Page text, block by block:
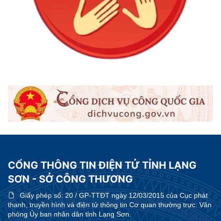
CỔNG THÔNG TIN ĐIỆN TỬ TỈNH LẠNG
SƠN - SỞ CÔNG THƯƠNG
Giấy phép số:20 / GP-TTĐT ngày 12/03/2015 của Cục phát
thanh, truyền hình và điện tử thông tin Cơ quan thường trực: Văn
phòng Ủy ban nhân dân tỉnh Lạng Sơn.